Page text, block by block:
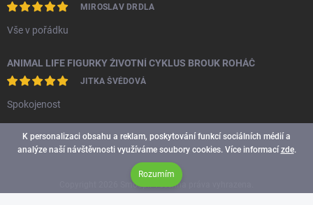
K personalizaci obsahu a reklam, poskytování funkcí sociálních médií a
analýze naší návštěvnosti využíváme soubory cookies. Více informacízde.
Rozumím
MIROSLAV DRDLA
Vše v pořádku
ANIMAL LIFE FIGURKY ŽIVOTNÍ CYKLUS BROUK ROHÁČ
JITKA ŠVÉDOVÁ
Spokojenost
Smoopi. Všechna práva vyhrazena.